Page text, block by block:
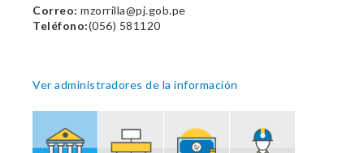
Correo: mzorrilla@pj.gob.pe
Teléfono:(056) 581120
Ver administradores de la información